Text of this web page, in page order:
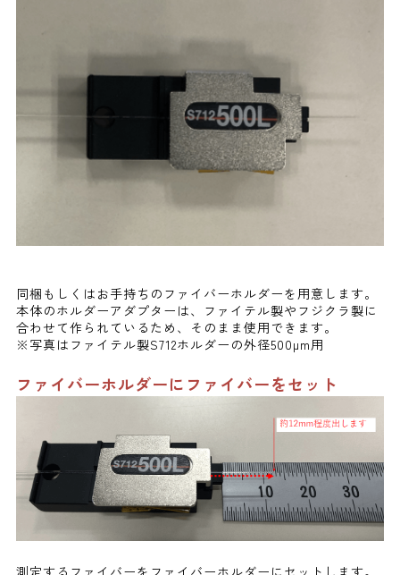
同梱もしくはお手持ちのファイバーホルダーを用意します。
本体のホルダーアダプターは、ファイテル製やフジクラ製に
合わせて作られているため、そのまま使用できます。
※写真はファイテル製S712ホルダーの外径500µm用
ファイバーホルダーにファイバーをセット
測定するファイバーをファイバーホルダーにセットします。